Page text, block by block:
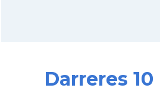
Darreres